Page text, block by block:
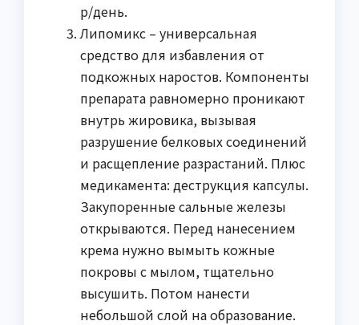
р/день.
Липомикс – универсальная
средство для избавления от
подкожных наростов. Компоненты
препарата равномерно проникают
внутрь жировика, вызывая
разрушение белковых соединений
и расщепление разрастаний. Плюс
медикамента: деструкция капсулы.
Закупоренные сальные железы
открываются. Перед нанесением
крема нужно вымыть кожные
покровы с мылом, тщательно
высушить. Потом нанести
небольшой слой на образование.